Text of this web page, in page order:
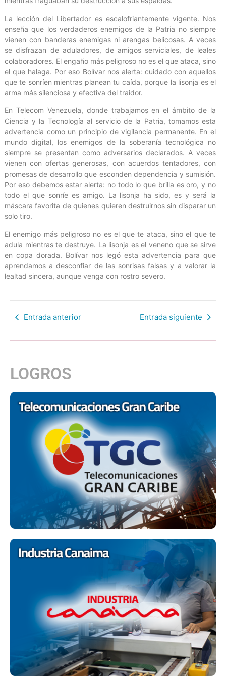
La lección del Libertador es escalofriantemente vigente. Nos
enseña que los verdaderos enemigos de la Patria no siempre
vienen con banderas enemigas ni arengas belicosas. A veces
se disfrazan de aduladores, de amigos serviciales, de leales
colaboradores. El engaño más peligroso no es el que ataca, sino
el que halaga. Por eso Bolívar nos alerta: cuidado con aquellos
que te sonríen mientras planean tu caída, porque la lisonja es el
arma más silenciosa y efectiva del traidor.
En Telecom Venezuela, donde trabajamos en el ámbito de la
Ciencia y la Tecnología al servicio de la Patria, tomamos esta
advertencia como un principio de vigilancia permanente. En el
mundo digital, los enemigos de la soberanía tecnológica no
siempre se presentan como adversarios declarados. A veces
vienen con ofertas generosas, con acuerdos tentadores, con
promesas de desarrollo que esconden dependencia y sumisión.
Por eso debemos estar alerta: no todo lo que brilla es oro, y no
todo el que sonríe es amigo. La lisonja ha sido, es y será la
máscara favorita de quienes quieren destruirnos sin disparar un
solo tiro.
El enemigo más peligroso no es el que te ataca, sino el que te
adula mientras te destruye. La lisonja es el veneno que se sirve
en copa dorada. Bolívar nos legó esta advertencia para que
aprendamos a desconfiar de las sonrisas falsas y a valorar la
lealtad sincera, aunque venga con rostro severo.
Entrada anterior Entrada siguiente
LOGROS